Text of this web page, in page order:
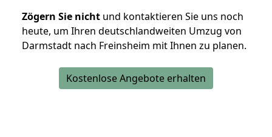
Zögern Sie nicht und kontaktieren Sie uns noch
heute, um Ihren deutschlandweiten Umzug von
Darmstadt nach Freinsheim mit Ihnen zu planen.
Kostenlose Angebote erhalten